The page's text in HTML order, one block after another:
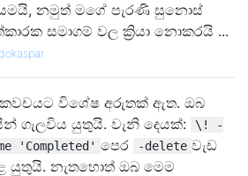
නමුත් මගේ පැරණි සුනොස්
සමාගම් වල ක්‍රියා නොකරයි ...
කවචයට විශේෂ අරුතක් ඇත. ඔබ
ගැලවිය යුතුයි. වැනි දෙයක්:
\! -
'Completed' පෙර -delete වැඩ
යුතුයි. නැතහොත් ඔබ මෙම